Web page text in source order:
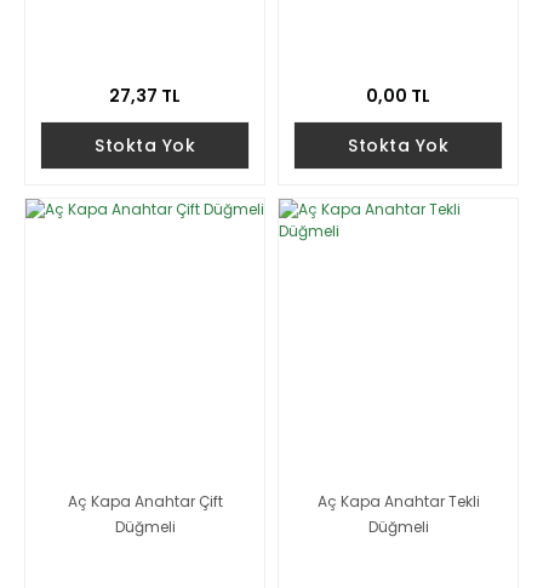
27,37 TL
Stokta Yok
0,00 TL
Stokta Yok
Aç Kapa Anahtar Çift
Düğmeli
Aç Kapa Anahtar Tekli
Düğmeli